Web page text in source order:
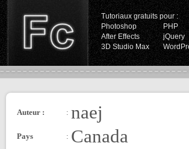
Tutoriaux gratuits pour :
Photoshop
PHP
After Effects
jQuery
3D Studio Max
Auteur : : naej
Pays : Canada